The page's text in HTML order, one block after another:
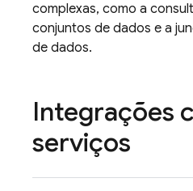
complexas, como a
conjuntos de dados e a
de dados.
Integrações
serviços